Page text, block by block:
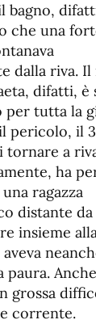
bagno,
che una
dalla riva. Il
difatti, è
per tutta la
pericolo, il
tornare a
ha
ragazza
distante
insieme
paura.
grossa
corrente.